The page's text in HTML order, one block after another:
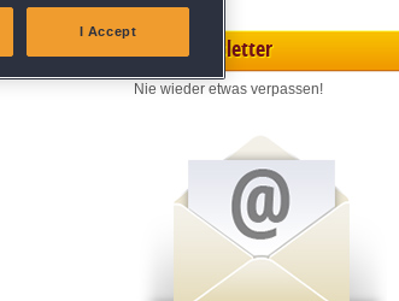
Newsletter
Nie wieder etwas verpassen!
I Accept